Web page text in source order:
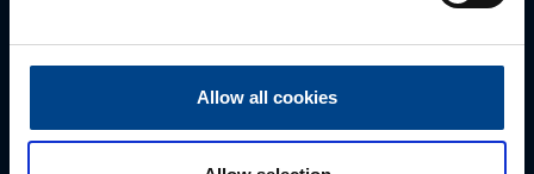
Allow all cookies
Perekonnanimi*